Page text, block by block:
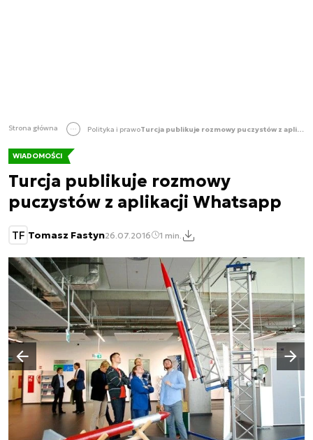
Strona główna Polityka i prawo Turcja publikuje rozmowy puczystów z aplikacji Whatsapp
WIADOMOŚCI
Turcja publikuje rozmowy
puczystów z aplikacji Whatsapp
TF Tomasz Fastyn26.07.2016 1 min.
Poprzedni slajd
Następny slajd